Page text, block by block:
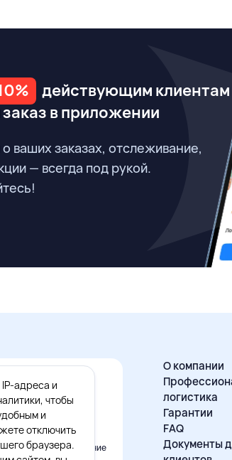
действующим клиентам
в приложении
ваших заказах, отслеживание,
— всегда под рукой.
приложение
О компании
логистика
Гарантии
FAQ
Документы
адреса и
чтобы
и
отключить
браузера.